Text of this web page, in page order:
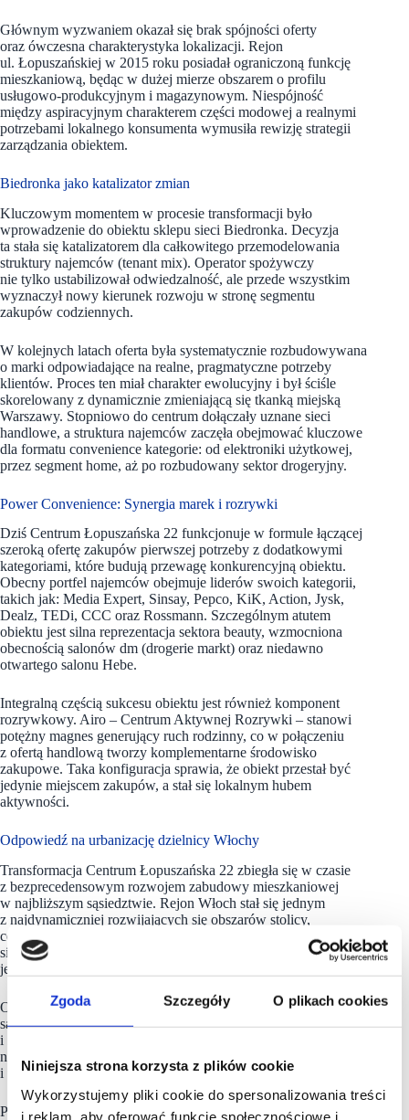
Zgoda Szczegóły O plikach cookies
Niniejsza strona korzysta z plików cookie
Wykorzystujemy pliki cookie do spersonalizowania treści
i reklam, aby oferować funkcje społecznościowe i
Głównym wyzwaniem okazał się brak spójności oferty
oraz ówczesna charakterystyka lokalizacji. Rejon
ul. Łopuszańskiej w 2015 roku posiadał ograniczoną funkcję
mieszkaniową, będąc w dużej mierze obszarem o profilu
usługowo-produkcyjnym i magazynowym. Niespójność
między aspiracyjnym charakterem części modowej a realnymi
potrzebami lokalnego konsumenta wymusiła rewizję strategii
zarządzania obiektem.
Biedronka jako katalizator zmian
Kluczowym momentem w procesie transformacji było
wprowadzenie do obiektu sklepu sieci Biedronka. Decyzja
ta stała się katalizatorem dla całkowitego przemodelowania
struktury najemców (tenant mix). Operator spożywczy
nie tylko ustabilizował odwiedzalność, ale przede wszystkim
wyznaczył nowy kierunek rozwoju w stronę segmentu
zakupów codziennych.
W kolejnych latach oferta była systematycznie rozbudowywana
o marki odpowiadające na realne, pragmatyczne potrzeby
klientów. Proces ten miał charakter ewolucyjny i był ściśle
skorelowany z dynamicznie zmieniającą się tkanką miejską
Warszawy. Stopniowo do centrum dołączały uznane sieci
handlowe, a struktura najemców zaczęła obejmować kluczowe
dla formatu convenience kategorie: od elektroniki użytkowej,
przez segment home, aż po rozbudowany sektor drogeryjny.
Power Convenience: Synergia marek i rozrywki
Dziś Centrum Łopuszańska 22 funkcjonuje w formule łączącej
szeroką ofertę zakupów pierwszej potrzeby z dodatkowymi
kategoriami, które budują przewagę konkurencyjną obiektu.
Obecny portfel najemców obejmuje liderów swoich kategorii,
takich jak: Media Expert, Sinsay, Pepco, KiK, Action, Jysk,
Dealz, TEDi, CCC oraz Rossmann. Szczególnym atutem
obiektu jest silna reprezentacja sektora beauty, wzmocniona
obecnością salonów dm (drogerie markt) oraz niedawno
otwartego salonu Hebe.
Integralną częścią sukcesu obiektu jest również komponent
rozrywkowy. Airo – Centrum Aktywnej Rozrywki – stanowi
potężny magnes generujący ruch rodzinny, co w połączeniu
z ofertą handlową tworzy komplementarne środowisko
zakupowe. Taka konfiguracja sprawia, że obiekt przestał być
jedynie miejscem zakupów, a stał się lokalnym hubem
aktywności.
Odpowiedź na urbanizację dzielnicy Włochy
Transformacja Centrum Łopuszańska 22 zbiegła się w czasie
z bezprecedensowym rozwojem zabudowy mieszkaniowej
w najbliższym sąsiedztwie. Rejon Włoch stał się jednym
z najdynamiczniej rozwijających się obszarów stolicy,
co przełożyło się na radykalną zmianę profilu klienta. Szacuje
się, że obecna skala zabudowy mieszkaniowej wokół obiektu
jest blisko trzykrotnie większa niż w momencie jego otwarcia.
Obecnie centrum pełni funkcję nowoczesnego obiektu
sąsiedzkiego (community center), gdzie dominują szybkie
i regularne wizyty. Model ten okazuje się wyjątkowo odporny
na rozwój kanałów e-commerce, opierając się na produktach
i usługach wymagających fizycznej obecności klienta.
Podsumowując dekadę działalności,Centrum Łopuszańska 22